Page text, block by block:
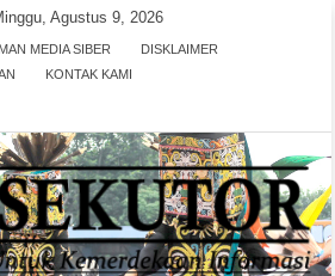
Agustus 9, 2026
MEDIA SIBER
DISKLAIMER
KONTAK KAMI